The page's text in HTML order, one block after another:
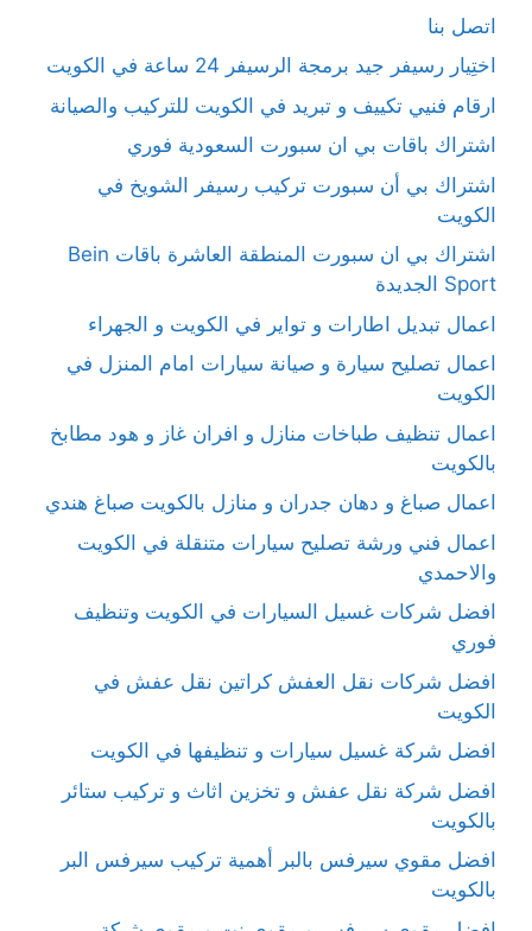
اتصل بنا
اختِيار رسيفر جيد برمجة الرسيفر 24 ساعة في الكويت
ارقام فنيي تكييف و تبريد في الكويت للتركيب والصيانة
اشتراك باقات بي ان سبورت السعودية فوري
اشتراك بي أن سبورت تركيب رسيفر الشويخ في
الكويت
اشتراك بي ان سبورت المنطقة العاشرة باقات Bein
Sport الجديدة
اعمال تبديل اطارات و تواير في الكويت و الجهراء
اعمال تصليح سيارة و صيانة سيارات امام المنزل في
الكويت
اعمال تنظيف طباخات منازل و افران غاز و هود مطابخ
بالكويت
اعمال صباغ و دهان جدران و منازل بالكويت صباغ هندي
اعمال فني ورشة تصليح سيارات متنقلة في الكويت
والاحمدي
افضل شركات غسيل السيارات في الكويت وتنظيف
فوري
افضل شركات نقل العفش كراتين نقل عفش في
الكويت
افضل شركة غسيل سيارات و تنظيفها في الكويت
افضل شركة نقل عفش و تخزين اثاث و تركيب ستائر
بالكويت
افضل مقوي سيرفس بالبر أهمية تركيب سيرفس البر
بالكويت